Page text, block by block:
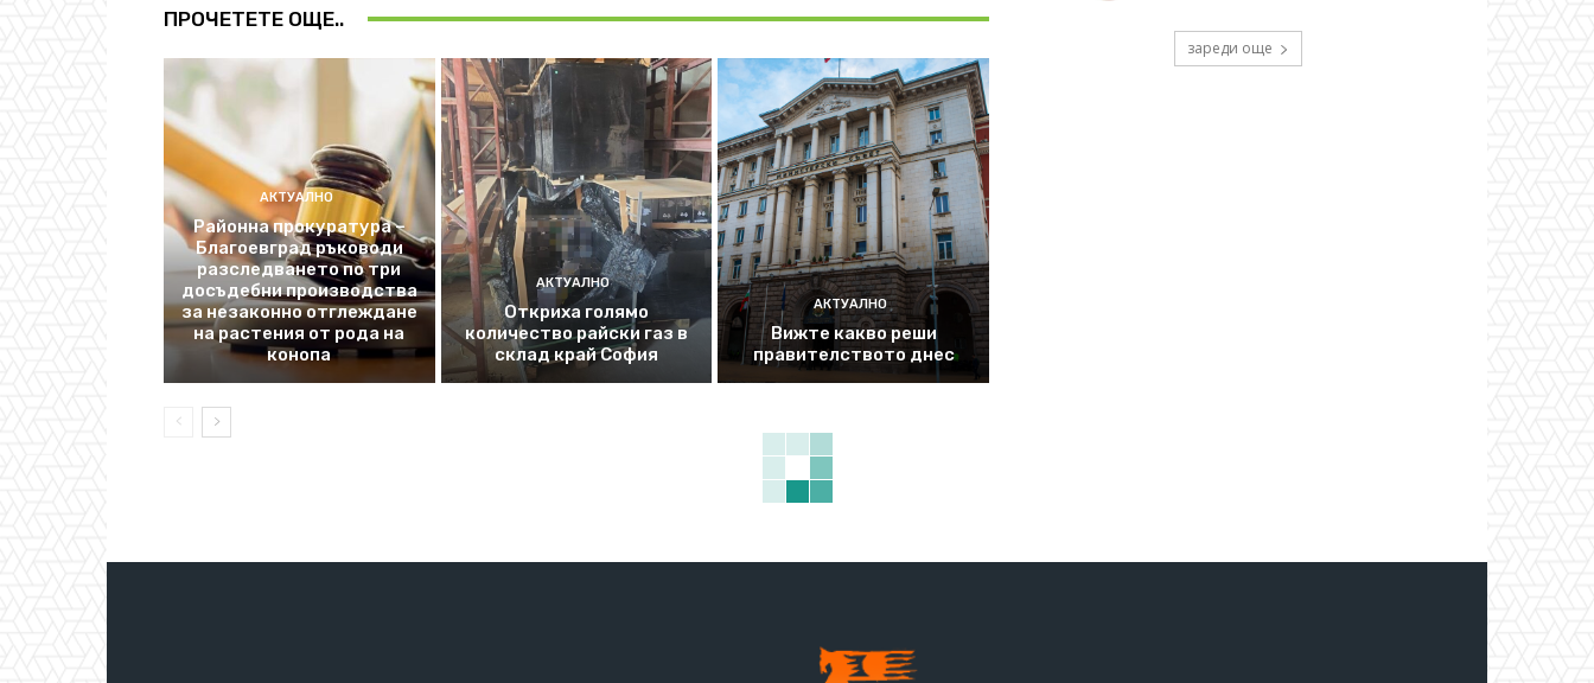
ПРОЧЕТЕТЕ ОЩЕ..
АКТУАЛНО
Районна прокуратура –
Благоевград ръководи
разследването по три
досъдебни производства
за незаконно отглеждане
на растения от рода на
конопа
АКТУАЛНО
Откриха голямо
количество райски газ в
склад край София
АКТУАЛНО
Вижте какво реши
правителството днес
зареди още